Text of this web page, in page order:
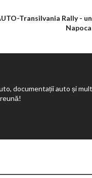
Transilvania Rally -
documentații auto și